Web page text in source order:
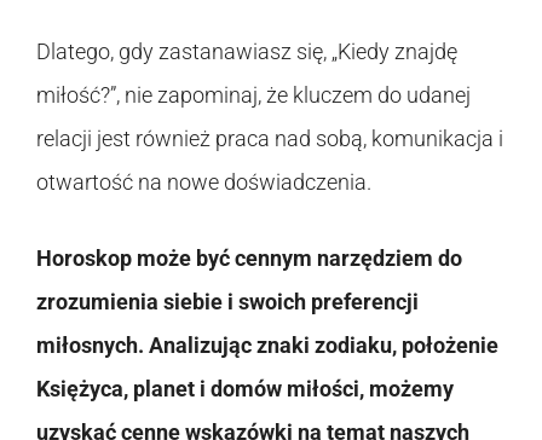
Dlatego, gdy zastanawiasz się, „Kiedy znajdę
miłość?”, nie zapominaj, że kluczem do udanej
relacji jest również praca nad sobą, komunikacja i
otwartość na nowe doświadczenia.
Horoskop może być cennym narzędziem do
zrozumienia siebie i swoich preferencji
miłosnych. Analizując znaki zodiaku, położenie
Księżyca, planet i domów miłości, możemy
uzyskać cenne wskazówki na temat naszych